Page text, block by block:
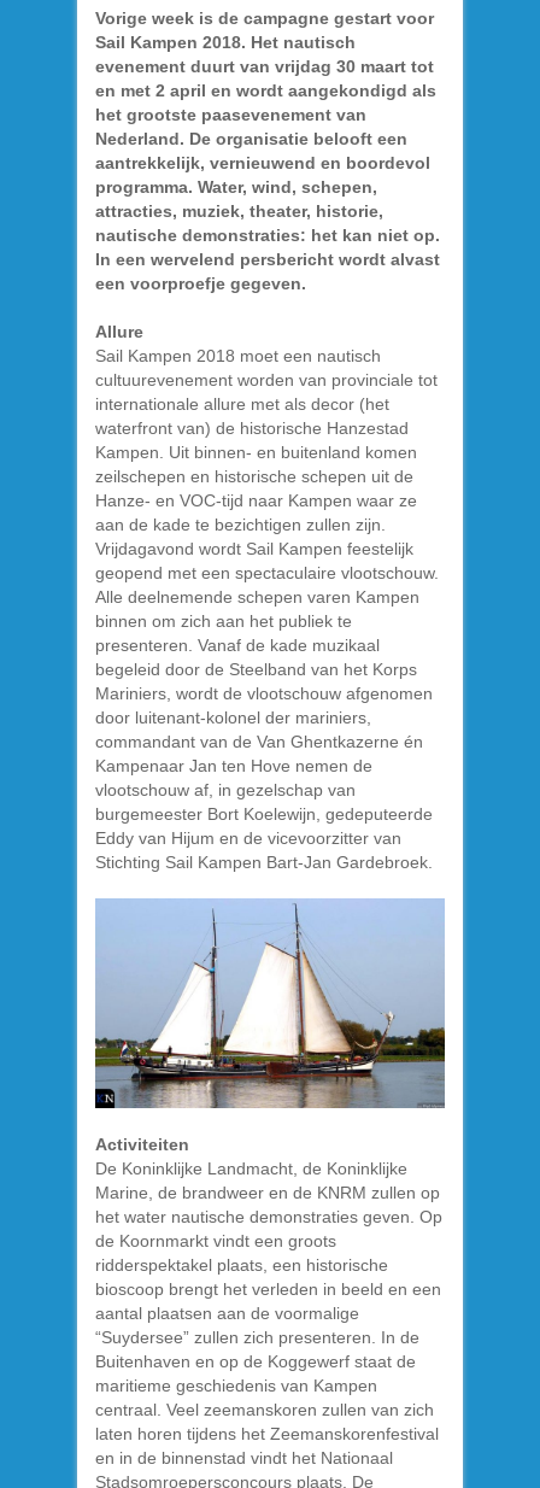
Vorige week is de campagne gestart voor
Sail Kampen 2018. Het nautisch
evenement duurt van vrijdag 30 maart tot
en met 2 april en wordt aangekondigd als
het grootste paasevenement van
Nederland. De organisatie belooft een
aantrekkelijk, vernieuwend en boordevol
programma. Water, wind, schepen,
attracties, muziek, theater, historie,
nautische demonstraties: het kan niet op.
In een wervelend persbericht wordt alvast
een voorproefje gegeven.
Allure
Sail Kampen 2018 moet een nautisch
cultuurevenement worden van provinciale tot
internationale allure met als decor (het
waterfront van) de historische Hanzestad
Kampen. Uit binnen- en buitenland komen
zeilschepen en historische schepen uit de
Hanze- en VOC-tijd naar Kampen waar ze
aan de kade te bezichtigen zullen zijn.
Vrijdagavond wordt Sail Kampen feestelijk
geopend met een spectaculaire vlootschouw.
Alle deelnemende schepen varen Kampen
binnen om zich aan het publiek te
presenteren. Vanaf de kade muzikaal
begeleid door de Steelband van het Korps
Mariniers, wordt de vlootschouw afgenomen
door luitenant-kolonel der mariniers,
commandant van de Van Ghentkazerne én
Kampenaar Jan ten Hove nemen de
vlootschouw af, in gezelschap van
burgemeester Bort Koelewijn, gedeputeerde
Eddy van Hijum en de vicevoorzitter van
Stichting Sail Kampen Bart-Jan Gardebroek.
Activiteiten
De Koninklijke Landmacht, de Koninklijke
Marine, de brandweer en de KNRM zullen op
het water nautische demonstraties geven. Op
de Koornmarkt vindt een groots
ridderspektakel plaats, een historische
bioscoop brengt het verleden in beeld en een
aantal plaatsen aan de voormalige
“Suydersee” zullen zich presenteren. In de
Buitenhaven en op de Koggewerf staat de
maritieme geschiedenis van Kampen
centraal. Veel zeemanskoren zullen van zich
laten horen tijdens het Zeemanskorenfestival
en in de binnenstad vindt het Nationaal
Stadsomroepersconcours plaats. De